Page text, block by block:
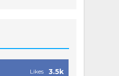
3.5k
Likes